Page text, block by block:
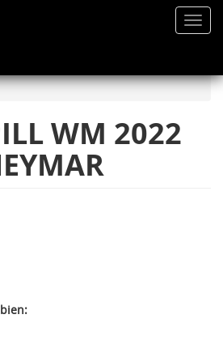
WM 2022